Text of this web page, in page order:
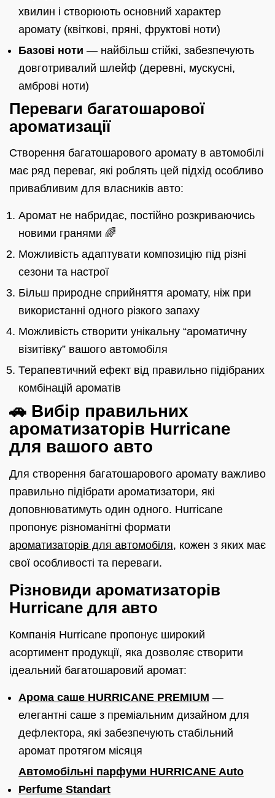
хвилин і створюють основний характер
аромату (квіткові, пряні, фруктові ноти)
Базові ноти — найбільш стійкі, забезпечують
довготривалий шлейф (деревні, мускусні,
амброві ноти)
Переваги багатошарової
ароматизації
Створення багатошарового аромату в автомобілі
має ряд переваг, які роблять цей підхід особливо
привабливим для власників авто:
Аромат не набридає, постійно розкриваючись
новими гранями 🌈
Можливість адаптувати композицію під різні
сезони та настрої
Більш природне сприйняття аромату, ніж при
використанні одного різкого запаху
Можливість створити унікальну “ароматичну
візитівку” вашого автомобіля
Терапевтичний ефект від правильно підібраних
комбінацій ароматів
🚗 Вибір правильних
ароматизаторів Hurricane
для вашого авто
Для створення багатошарового аромату важливо
правильно підібрати ароматизатори, які
доповнюватимуть один одного. Hurricane
пропонує різноманітні формати
ароматизаторів для автомобіля, кожен з яких має
свої особливості та переваги.
Різновиди ароматизаторів
Hurricane для авто
Компанія Hurricane пропонує широкий
асортимент продукції, яка дозволяє створити
ідеальний багатошаровий аромат:
Арома саше HURRICANE PREMIUM —
елегантні саше з преміальним дизайном для
дефлектора, які забезпечують стабільний
аромат протягом місяця
Автомобільні парфуми HURRICANE Auto
Perfume Standart